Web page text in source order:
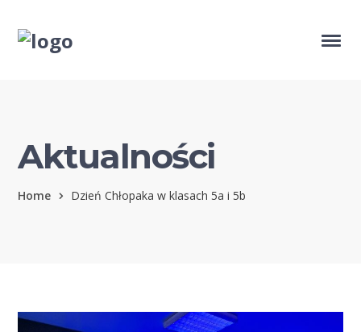
Aktualności
Home Dzień Chłopaka w klasach 5a i 5b